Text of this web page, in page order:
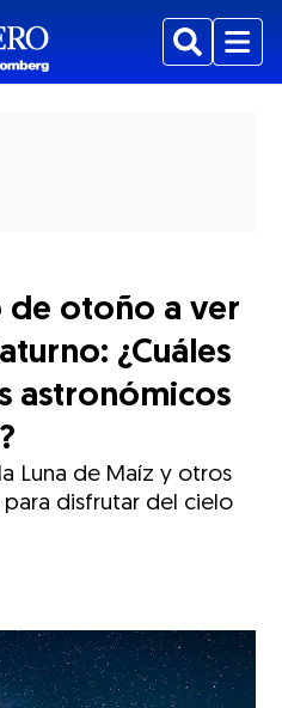
BuscarMenu
de otoño a ver
¿Cuáles
astronómicos
Luna de Maíz y otros
disfrutar del cielo
Email
mediante Facebook
actual mediante Twitter
artículo actual mediante LinkedIn
el artículo actual mediante